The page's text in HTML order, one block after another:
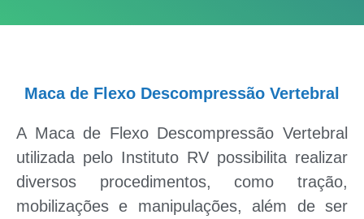
Maca de Flexo Descompressão Vertebral
A Maca de Flexo Descompressão Vertebral
utilizada pelo Instituto RV possibilita realizar
diversos procedimentos, como tração,
mobilizações e manipulações, além de ser